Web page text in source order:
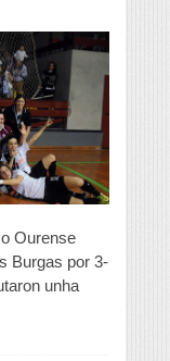
Ourense
Burgas por 3-
unha